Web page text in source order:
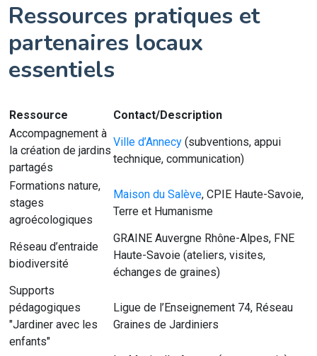
Ressources pratiques et
partenaires locaux
essentiels
Ressource
Contact/Description
Accompagnement à
la création de jardins
partagés
Ville d’Annecy (subventions, appui
technique, communication)
Formations nature,
stages
agroécologiques
Maison du Salève, CPIE Haute-Savoie,
Terre et Humanisme
Réseau d’entraide
biodiversité
GRAINE Auvergne Rhône-Alpes, FNE
Haute-Savoie (ateliers, visites,
échanges de graines)
Supports
pédagogiques
"Jardiner avec les
enfants"
Ligue de l’Enseignement 74, Réseau
Graines de Jardiniers